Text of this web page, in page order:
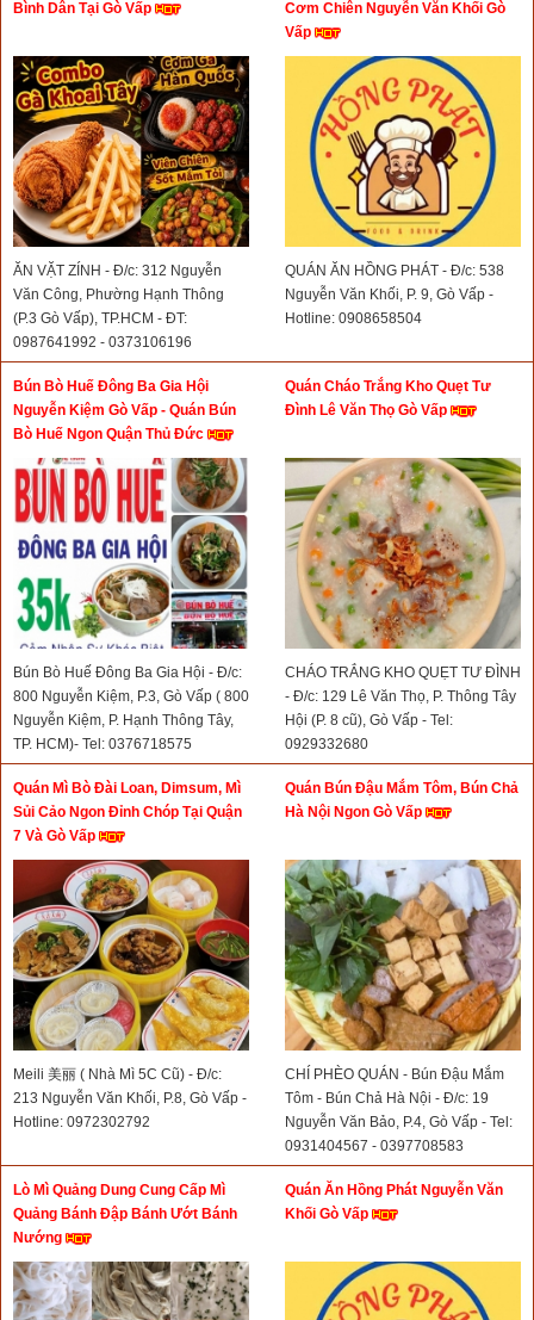
Bình Dân Tại Gò Vấp
ĂN VẶT ZÍNH - Đ/c: 312 Nguyễn
Văn Công, Phường Hạnh Thông
(P.3 Gò Vấp), TP.HCM - ĐT:
0987641992 - 0373106196
Cơm Chiên Nguyễn Văn Khối Gò
Vấp
QUÁN ĂN HỒNG PHÁT - Đ/c: 538
Nguyễn Văn Khối, P. 9, Gò Vấp -
Hotline: 0908658504
Bún Bò Huế Đông Ba Gia Hội
Nguyễn Kiệm Gò Vấp - Quán Bún
Bò Huế Ngon Quận Thủ Đức
Bún Bò Huế Đông Ba Gia Hội - Đ/c:
800 Nguyễn Kiệm, P.3, Gò Vấp ( 800
Nguyễn Kiệm, P. Hạnh Thông Tây,
TP. HCM)- Tel: 0376718575
Quán Cháo Trắng Kho Quẹt Tư
Đình Lê Văn Thọ Gò Vấp
CHÁO TRẮNG KHO QUẸT TƯ ĐÌNH
- Đ/c: 129 Lê Văn Thọ, P. Thông Tây
Hội (P. 8 cũ), Gò Vấp - Tel:
0929332680
Quán Mì Bò Đài Loan, Dimsum, Mì
Sủi Cảo Ngon Đỉnh Chóp Tại Quận
7 Và Gò Vấp
Meili 美丽 ( Nhà Mì 5C Cũ) - Đ/c:
213 Nguyễn Văn Khối, P.8, Gò Vấp -
Hotline: 0972302792
Quán Bún Đậu Mắm Tôm, Bún Chả
Hà Nội Ngon Gò Vấp
CHÍ PHÈO QUÁN - Bún Đậu Mắm
Tôm - Bún Chả Hà Nội - Đ/c: 19
Nguyễn Văn Bảo, P.4, Gò Vấp - Tel:
0931404567 - 0397708583
Lò Mì Quảng Dung Cung Cấp Mì
Quảng Bánh Đập Bánh Ướt Bánh
Nướng
Quán Ăn Hồng Phát Nguyễn Văn
Khối Gò Vấp